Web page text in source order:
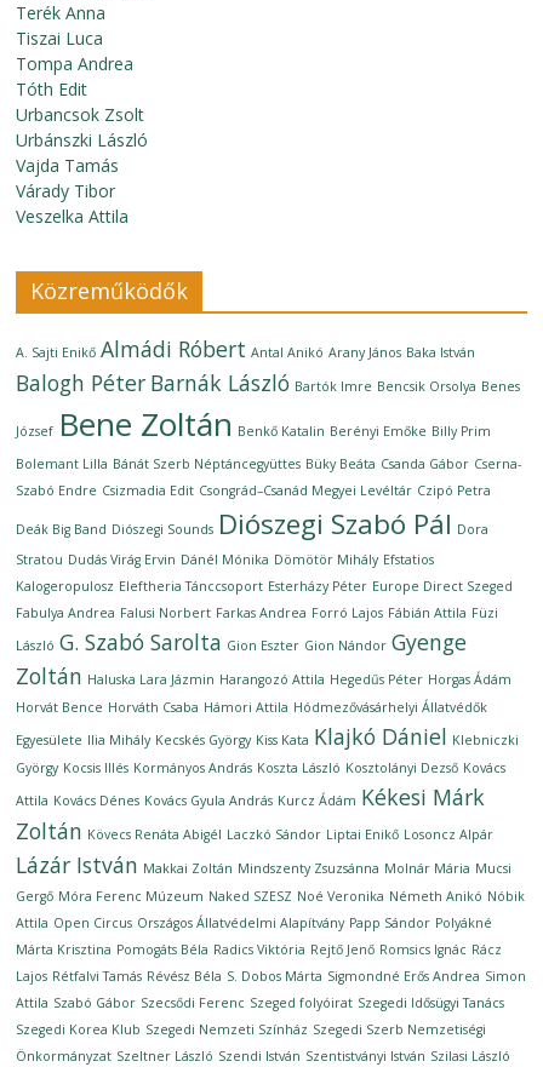
Terék Anna
Tiszai Luca
Tompa Andrea
Tóth Edit
Urbancsok Zsolt
Urbánszki László
Vajda Tamás
Várady Tibor
Veszelka Attila
Közreműködők
A. Sajti Enikő Almádi Róbert Antal Anikó Arany János Baka István
Balogh Péter Barnák László Bartók Imre Bencsik Orsolya Benes
József Bene Zoltán Benkő Katalin Berényi Emőke Billy Prim
Bolemant Lilla Bánát Szerb Néptáncegyüttes Büky Beáta Csanda Gábor Cserna-
Szabó Endre Csizmadia Edit Csongrád–Csanád Megyei Levéltár Czipó Petra
Deák Big Band Diószegi Sounds Diószegi Szabó Pál Dora
Stratou Dudás Virág Ervin Dánél Mónika Dömötör Mihály Efstatios
Kalogeropulosz Eleftheria Tánccsoport Esterházy Péter Europe Direct Szeged
Fabulya Andrea Falusi Norbert Farkas Andrea Forró Lajos Fábián Attila Füzi
László G. Szabó Sarolta Gion Eszter Gion Nándor Gyenge
Zoltán Haluska Lara Jázmin Harangozó Attila Hegedűs Péter Horgas Ádám
Horvát Bence Horváth Csaba Hámori Attila Hódmezővásárhelyi Állatvédők
Egyesülete Ilia Mihály Kecskés György Kiss Kata Klajkó Dániel Klebniczki
György Kocsis Illés Kormányos András Koszta László Kosztolányi Dezső Kovács
Attila Kovács Dénes Kovács Gyula András Kurcz Ádám Kékesi Márk
Zoltán Kövecs Renáta Abigél Laczkó Sándor Liptai Enikő Losoncz Alpár
Lázár István Makkai Zoltán Mindszenty Zsuzsánna Molnár Mária Mucsi
Gergő Móra Ferenc Múzeum Naked SZESZ Noé Veronika Németh Anikó Nóbik
Attila Open Circus Országos Állatvédelmi Alapítvány Papp Sándor Polyákné
Márta Krisztina Pomogáts Béla Radics Viktória Rejtő Jenő Romsics Ignác Rácz
Lajos Rétfalvi Tamás Révész Béla S. Dobos Márta Sigmondné Erős Andrea Simon
Attila Szabó Gábor Szecsődi Ferenc Szeged folyóirat Szegedi Idősügyi Tanács
Szegedi Korea Klub Szegedi Nemzeti Színház Szegedi Szerb Nemzetiségi
Önkormányzat Szeltner László Szendi István Szentistványi István Szilasi László